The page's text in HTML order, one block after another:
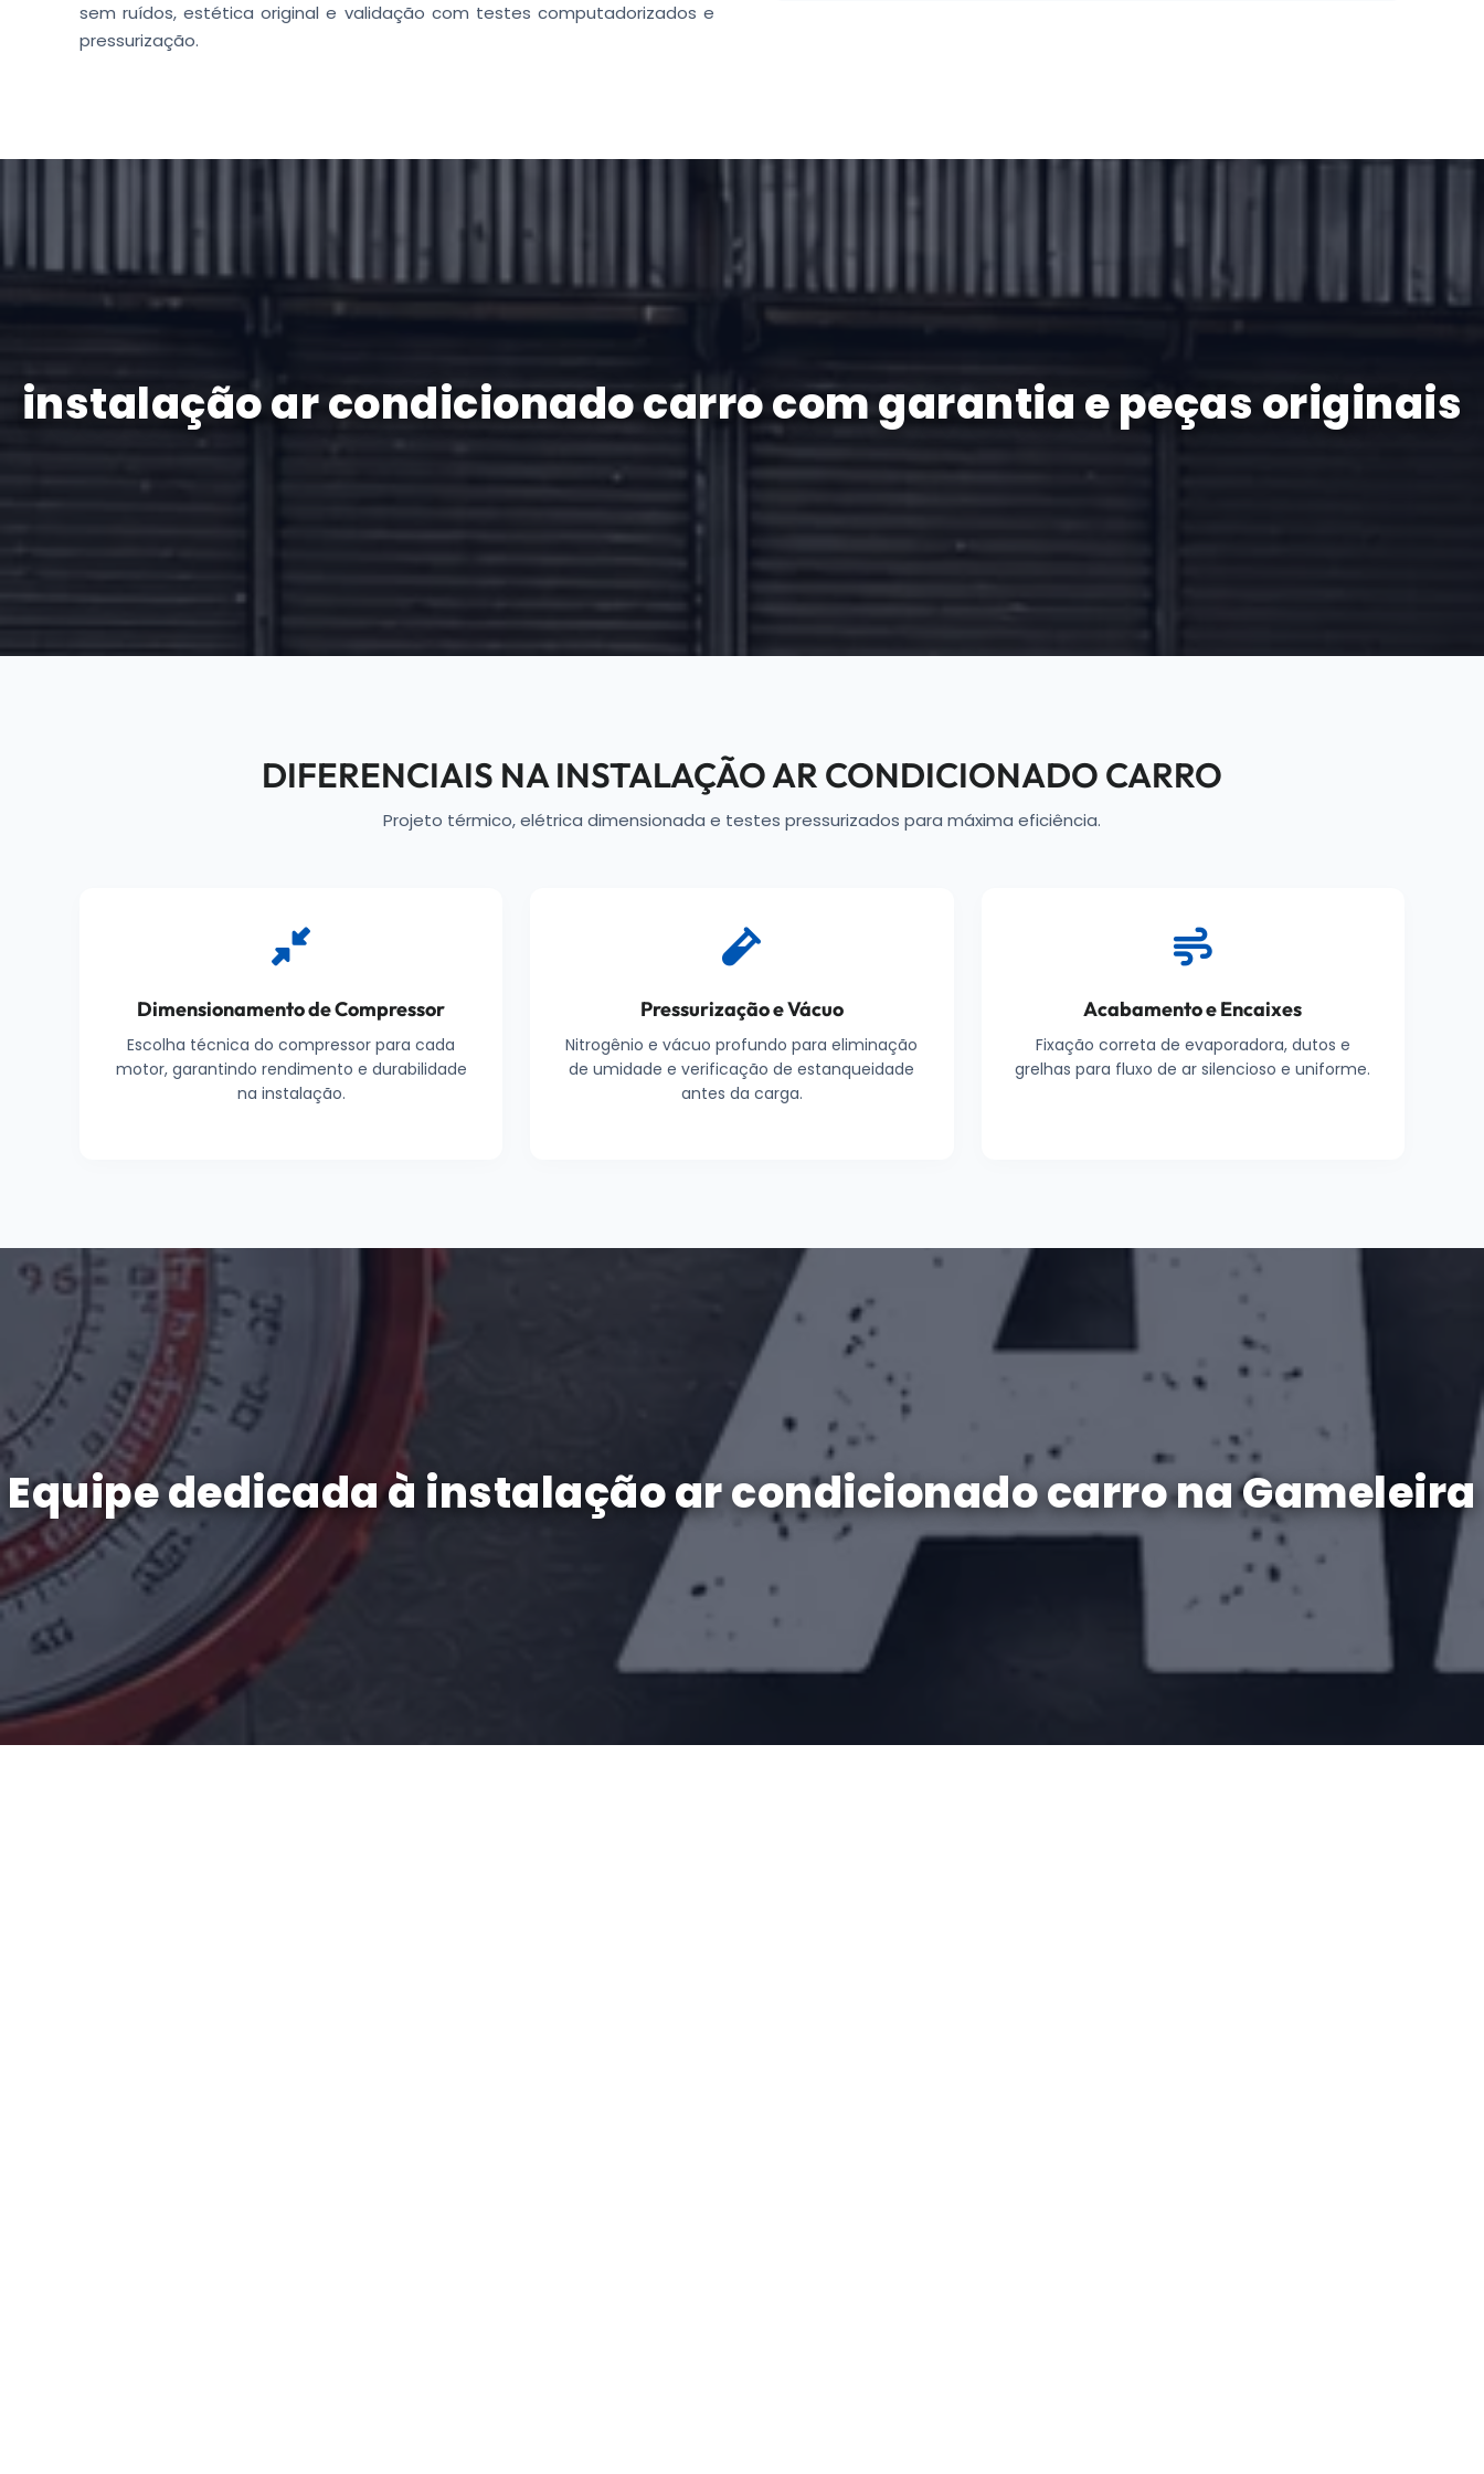
sem ruídos, estética original e validação com testes computadorizados e
pressurização.
instalação ar condicionado carro com garantia e peças originais
DIFERENCIAIS NA INSTALAÇÃO AR CONDICIONADO CARRO
Projeto térmico, elétrica dimensionada e testes pressurizados para máxima eficiência.
Dimensionamento de Compressor
Escolha técnica do compressor para cada
motor, garantindo rendimento e durabilidade
na instalação.
Pressurização e Vácuo
Nitrogênio e vácuo profundo para eliminação
de umidade e verificação de estanqueidade
antes da carga.
Acabamento e Encaixes
Fixação correta de evaporadora, dutos e
grelhas para fluxo de ar silencioso e uniforme.
Equipe dedicada à instalação ar condicionado carro na Gameleira